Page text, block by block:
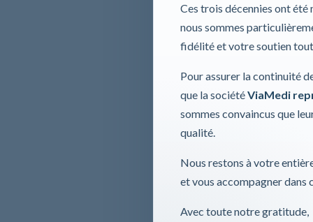
Ces trois décennies ont
nous sommes
fidélité et votre soutien
Pour assurer la continuité
que la sociétéViaMedi
sommes convaincus que
qualité.
Nous restons à votre
et vous accompagner dans
Avec toute notre gratitude,